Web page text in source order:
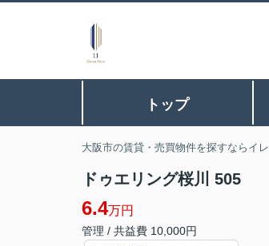
トップ
大阪市の賃貸・売買物件を探すならイ
ドゥエリング桜川 505
6.4万円
管理 / 共益費 10,000円